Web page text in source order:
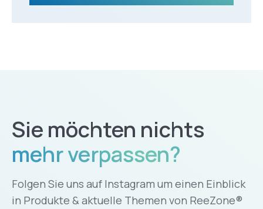
Sie möchten nichts
mehr verpassen?
Folgen Sie uns auf Instagram um einen Einblick
in Produkte & aktuelle Themen von ReeZone®